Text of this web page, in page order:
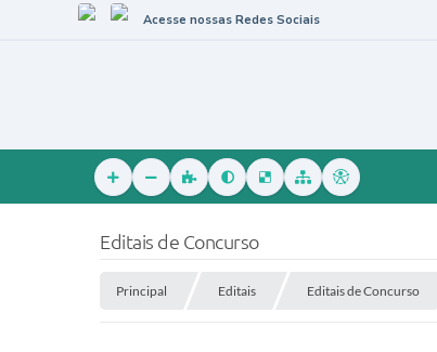
Acesse nossas Redes Sociais
Editais de Concurso
Principal Editais Editais de Concurso